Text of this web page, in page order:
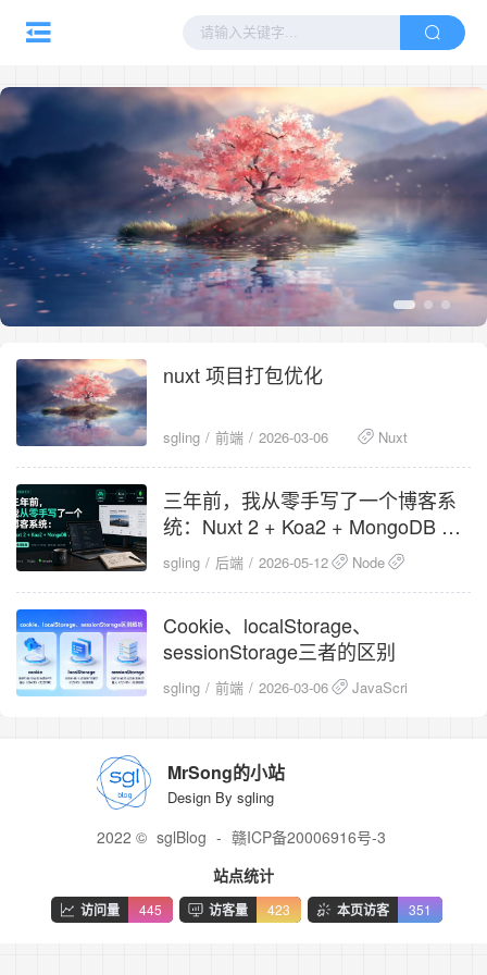
nuxt 项目打包优化
sgling 前端 2026-03-06 Nuxt
三年前，我从零手写了一个博客系
统：Nuxt 2 + Koa2 + MongoDB 全
栈复盘
sgling 后端 2026-05-12 Node
Cookie、localStorage、
sessionStorage三者的区别
sgling 前端 2026-03-06 JavaScript
MrSong的小站
Design By sgling
2022 © sglBlog - 赣ICP备20006916号-3
站点统计
访问量 445 访客量 423 本页访客 351